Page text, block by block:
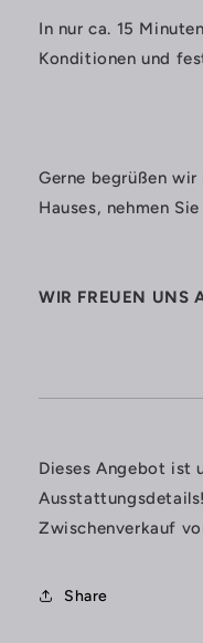
In nur ca. 15
Konditionen und
Gerne begrüßen wir
Hauses, nehmen
WIR FREUEN UNS
Dieses Angebot ist
Zwischenverkauf
Share